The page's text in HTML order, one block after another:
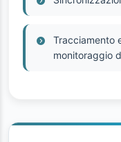
Tracciamento
monitoraggio